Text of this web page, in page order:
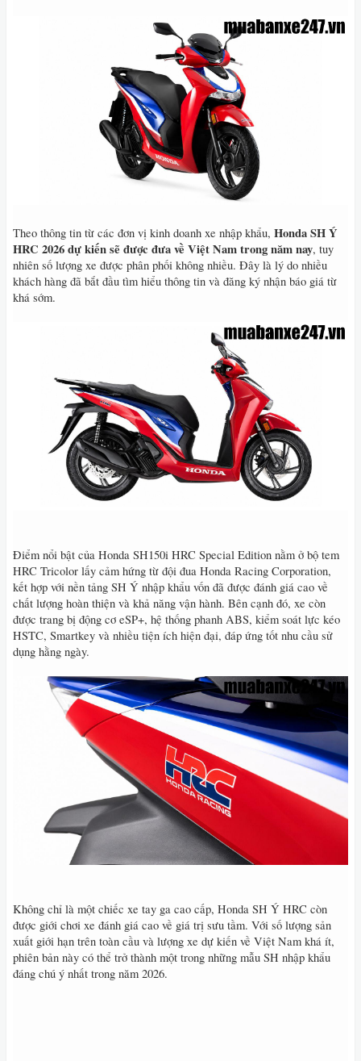
Theo thông tin từ các đơn vị kinh doanh xe nhập khẩu, Honda SH Ý
HRC 2026 dự kiến sẽ được đưa về Việt Nam trong năm nay, tuy
nhiên số lượng xe được phân phối không nhiều. Đây là lý do nhiều
khách hàng đã bắt đầu tìm hiểu thông tin và đăng ký nhận báo giá từ
khá sớm.
Điểm nổi bật của Honda SH150i HRC Special Edition nằm ở bộ tem
HRC Tricolor lấy cảm hứng từ đội đua Honda Racing Corporation,
kết hợp với nền tảng SH Ý nhập khẩu vốn đã được đánh giá cao về
chất lượng hoàn thiện và khả năng vận hành. Bên cạnh đó, xe còn
được trang bị động cơ eSP+, hệ thống phanh ABS, kiểm soát lực kéo
HSTC, Smartkey và nhiều tiện ích hiện đại, đáp ứng tốt nhu cầu sử
dụng hằng ngày.
Không chỉ là một chiếc xe tay ga cao cấp, Honda SH Ý HRC còn
được giới chơi xe đánh giá cao về giá trị sưu tầm. Với số lượng sản
xuất giới hạn trên toàn cầu và lượng xe dự kiến về Việt Nam khá ít,
phiên bản này có thể trở thành một trong những mẫu SH nhập khẩu
đáng chú ý nhất trong năm 2026.